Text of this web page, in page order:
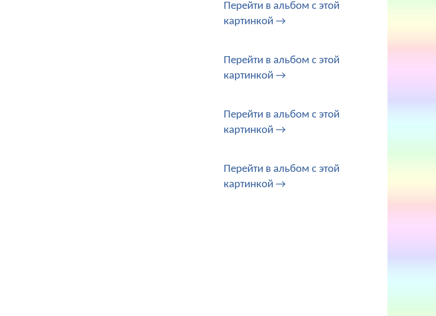
Перейти в альбом с этой
картинкой →
Перейти в альбом с этой
картинкой →
Перейти в альбом с этой
картинкой →
Перейти в альбом с этой
картинкой →